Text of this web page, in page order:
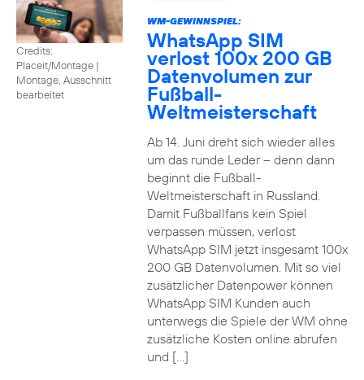
Credits:
Placeit/Montage |
Montage, Ausschnitt
bearbeitet
WM-GEWINNSPIEL:
WhatsApp SIM
verlost 100x 200 GB
Datenvolumen zur
Fußball-
Weltmeisterschaft
Ab 14. Juni dreht sich wieder alles
um das runde Leder – denn dann
beginnt die Fußball-
Weltmeisterschaft in Russland.
Damit Fußballfans kein Spiel
verpassen müssen, verlost
WhatsApp SIM jetzt insgesamt 100x
200 GB Datenvolumen. Mit so viel
zusätzlicher Datenpower können
WhatsApp SIM Kunden auch
unterwegs die Spiele der WM ohne
zusätzliche Kosten online abrufen
und […]